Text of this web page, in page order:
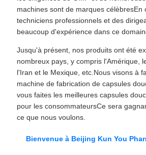
machines sont de marques célèbresEn
techniciens professionnels et des
beaucoup d'expérience dans ce
Jusqu'à présent, nos produits ont été
nombreux pays, y compris l'Amérique,
l'Iran et le Mexique, etc.Nous visons à
machine de fabrication de capsules
vous faites les meilleures capsules
pour les consommateursCe sera
ce que nous voulons.
Bienvenue à Beijing Kun You